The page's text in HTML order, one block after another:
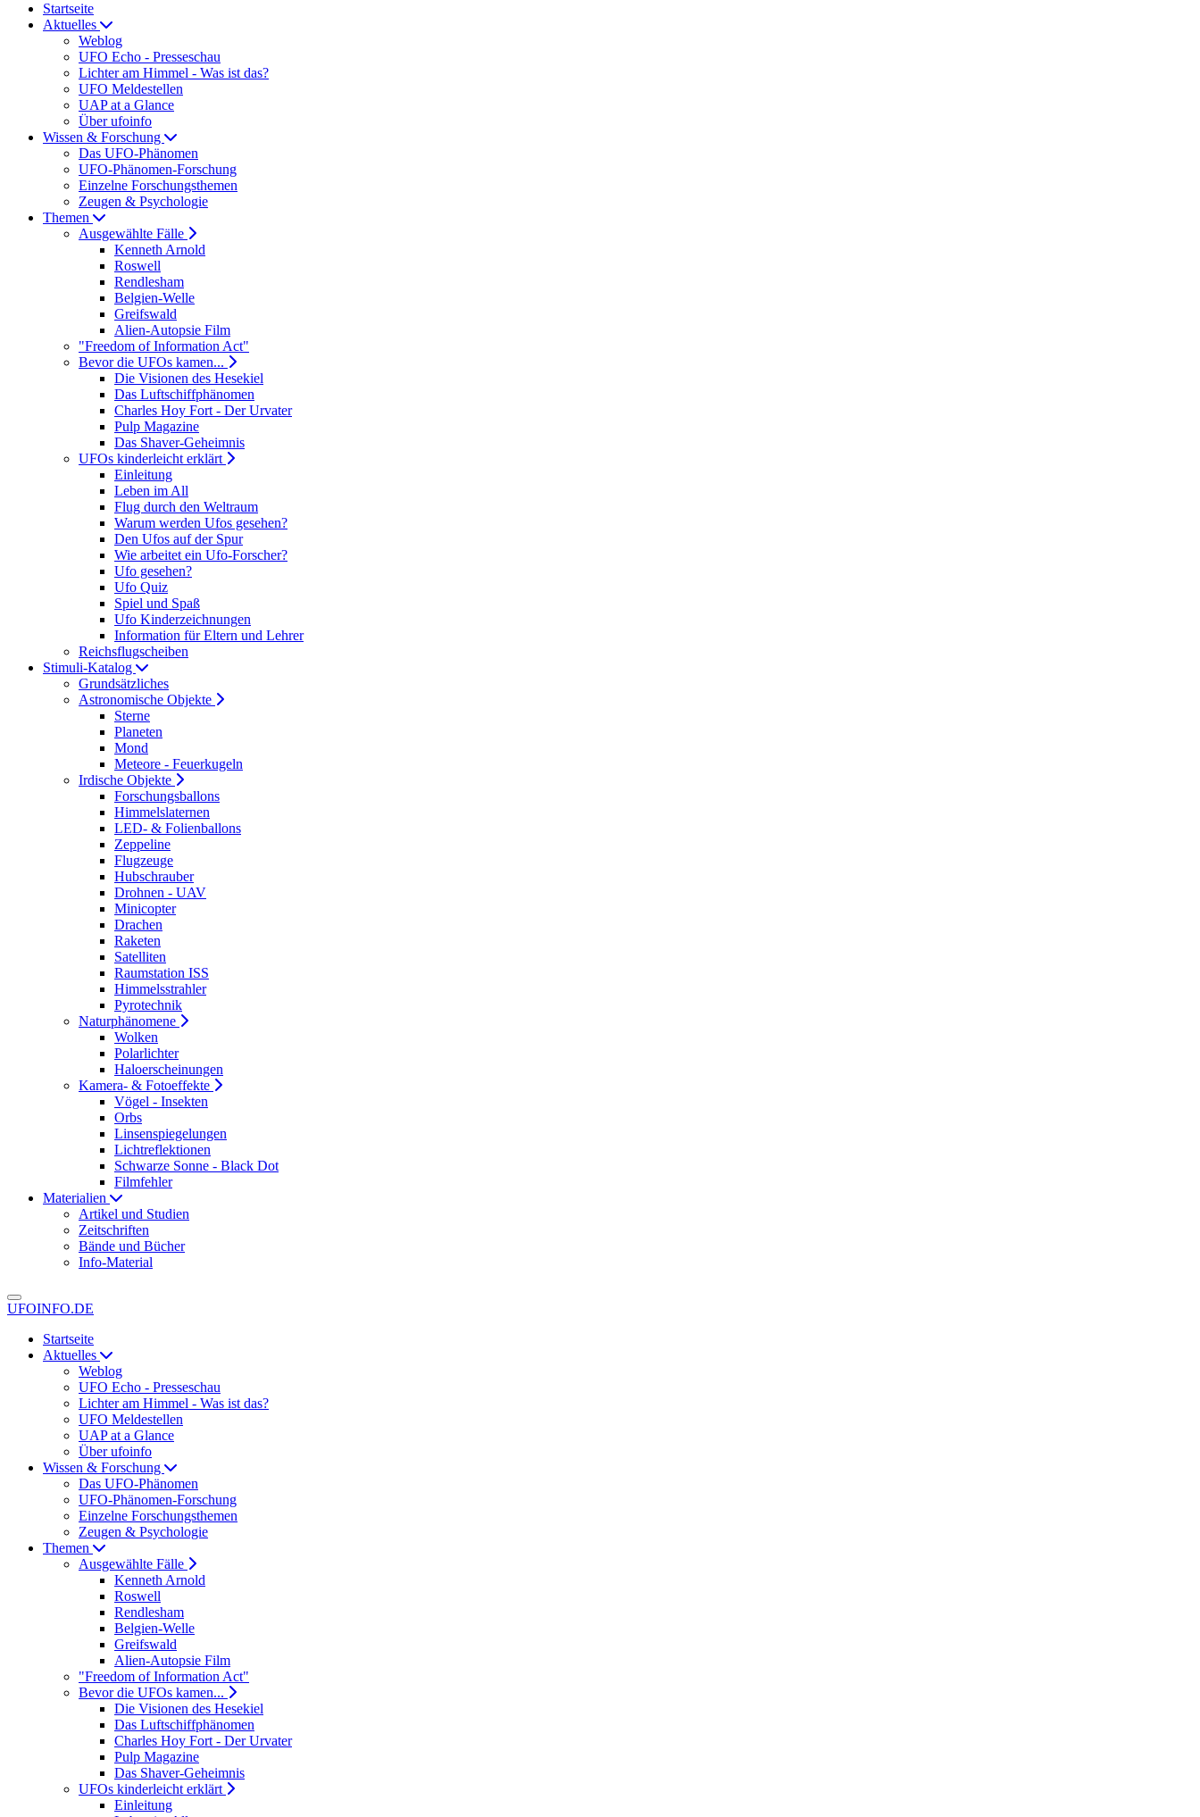
Startseite
Aktuelles
Weblog
UFO Echo - Presseschau
Lichter am Himmel - Was ist das?
UFO Meldestellen
UAP at a Glance
Über ufoinfo
Wissen & Forschung
Das UFO-Phänomen
UFO-Phänomen-Forschung
Einzelne Forschungsthemen
Zeugen & Psychologie
Themen
Ausgewählte Fälle
Kenneth Arnold
Roswell
Rendlesham
Belgien-Welle
Greifswald
Alien-Autopsie Film
"Freedom of Information Act"
Bevor die UFOs kamen...
Die Visionen des Hesekiel
Das Luftschiffphänomen
Charles Hoy Fort - Der Urvater
Pulp Magazine
Das Shaver-Geheimnis
UFOs kinderleicht erklärt
Einleitung
Leben im All
Flug durch den Weltraum
Warum werden Ufos gesehen?
Den Ufos auf der Spur
Wie arbeitet ein Ufo-Forscher?
Ufo gesehen?
Ufo Quiz
Spiel und Spaß
Ufo Kinderzeichnungen
Information für Eltern und Lehrer
Reichsflugscheiben
Stimuli-Katalog
Grundsätzliches
Astronomische Objekte
Sterne
Planeten
Mond
Meteore - Feuerkugeln
Irdische Objekte
Forschungsballons
Himmelslaternen
LED- & Folienballons
Zeppeline
Flugzeuge
Hubschrauber
Drohnen - UAV
Minicopter
Drachen
Raketen
Satelliten
Raumstation ISS
Himmelsstrahler
Pyrotechnik
Naturphänomene
Wolken
Polarlichter
Haloerscheinungen
Kamera- & Fotoeffekte
Vögel - Insekten
Orbs
Linsenspiegelungen
Lichtreflektionen
Schwarze Sonne - Black Dot
Filmfehler
Materialien
Artikel und Studien
Zeitschriften
Bände und Bücher
Info-Material
UFOINFO.DE
Startseite
Aktuelles
Weblog
UFO Echo - Presseschau
Lichter am Himmel - Was ist das?
UFO Meldestellen
UAP at a Glance
Über ufoinfo
Wissen & Forschung
Das UFO-Phänomen
UFO-Phänomen-Forschung
Einzelne Forschungsthemen
Zeugen & Psychologie
Themen
Ausgewählte Fälle
Kenneth Arnold
Roswell
Rendlesham
Belgien-Welle
Greifswald
Alien-Autopsie Film
"Freedom of Information Act"
Bevor die UFOs kamen...
Die Visionen des Hesekiel
Das Luftschiffphänomen
Charles Hoy Fort - Der Urvater
Pulp Magazine
Das Shaver-Geheimnis
UFOs kinderleicht erklärt
Einleitung